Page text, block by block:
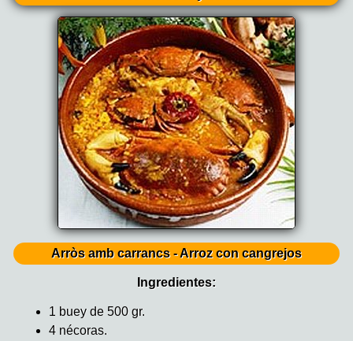
Arròs amb carrancs - Arroz con cangrejos
Ingredientes:
1 buey de 500 gr.
4 nécoras.